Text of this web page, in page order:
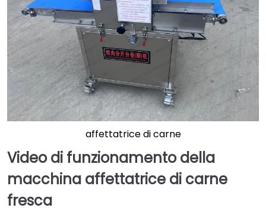
affettatrice di carne
Video di funzionamento della
macchina affettatrice di carne
fresca